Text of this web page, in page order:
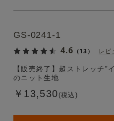
GS-0241-1
4.6 （13） レビ
【販売終了】超ストレッチ
のニット生地
￥13,530 (税込)